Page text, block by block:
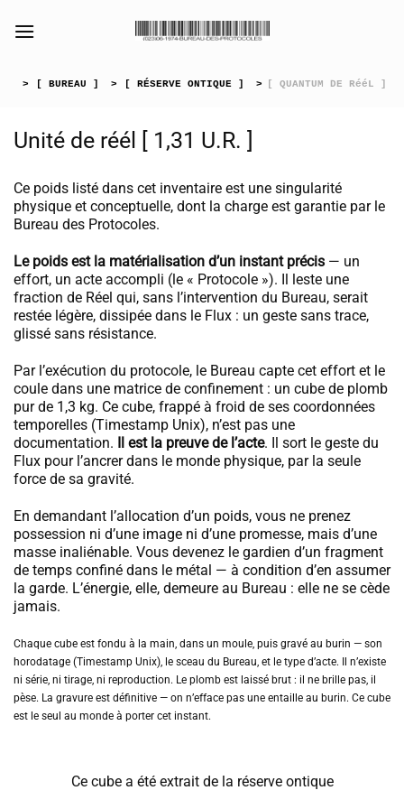
> [ BUREAU ] > [ RÉSERVE ONTIQUE ] > [ QUANTUM DE RééL ]
[collection_vibrance_galerie]
Unité de réél [ 1,31 U.R. ]
Ce poids listé dans cet inventaire est une singularité
physique et conceptuelle, dont la charge est garantie par le
Bureau des Protocoles.
Le poids est la matérialisation d’un instant précis — un
effort, un acte accompli (le « Protocole »). Il leste une
fraction de Réel qui, sans l’intervention du Bureau, serait
restée légère, dissipée dans le Flux : un geste sans trace,
glissé sans résistance.
Par l’exécution du protocole, le Bureau capte cet effort et le
coule dans une matrice de confinement : un cube de plomb
pur de 1,3 kg. Ce cube, frappé à froid de ses coordonnées
temporelles (Timestamp Unix), n’est pas une
documentation. Il est la preuve de l’acte. Il sort le geste du
Flux pour l’ancrer dans le monde physique, par la seule
force de sa gravité.
En demandant l’allocation d’un poids, vous ne prenez
possession ni d’une image ni d’une promesse, mais d’une
masse inaliénable. Vous devenez le gardien d’un fragment
de temps confiné dans le métal — à condition d’en assumer
la garde. L’énergie, elle, demeure au Bureau : elle ne se cède
jamais.
Chaque cube est fondu à la main, dans un moule, puis gravé au burin — son
horodatage (Timestamp Unix), le sceau du Bureau, et le type d’acte. Il n’existe
ni série, ni tirage, ni reproduction. Le plomb est laissé brut : il ne brille pas, il
pèse. La gravure est définitive — on n’efface pas une entaille au burin. Ce cube
est le seul au monde à porter cet instant.
Ce cube a été extrait de la réserve ontique